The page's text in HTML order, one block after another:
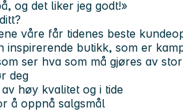
og det liker jeg godt!»
våre får tidenes beste
inspirerende butikk, som er
ser hva som må gjøres av
deg
høy kvalitet og i tide
å oppnå salgsmål